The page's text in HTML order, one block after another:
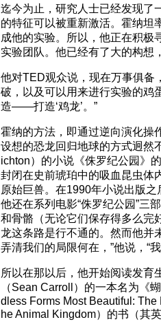
迄今为止，研究人士已经发现
的特征可以被重新激活。霍纳坦
成他的实验。所以，他正在积极
实验团队。他已经有了大的构想
他对TED观众说，现在万事俱
破，以及可以用来进行实验的鸡
造——打造‘鸡龙’。”
霍纳的方法，即通过逆向演化
设想的恐龙回归地球的方式迥然
ichton）的小说《侏罗纪公园》
封闭在史前琥珀中的吸血昆虫体
原始巨兽。在1990年小说出版
他还在系列电影“侏罗纪公园”三
和骨骼（无论它们保存得多么完
龙这条路是行不通的。然而他并
弄清我们的局限何在，”他说，“
所以在那以后，他开始阅读发育
（Sean Carroll）的一本名为《
dless Forms Most Beautiful:
he Animal Kingdom）的书（其